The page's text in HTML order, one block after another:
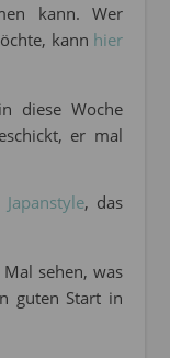
kann. Wer
kann hier
diese Woche
er mal
, das
sehen, was
guten Start in